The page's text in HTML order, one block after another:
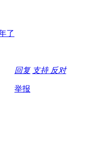
回复 支持 反对
举报